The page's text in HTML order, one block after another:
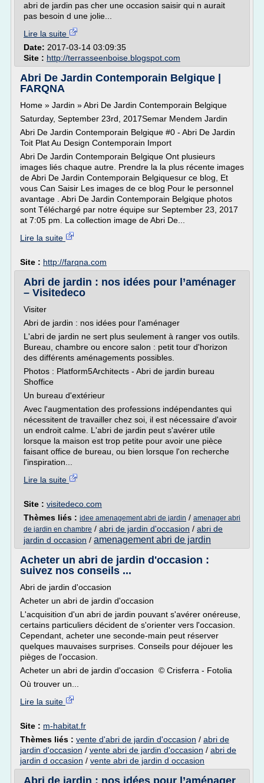
abri de jardin pas cher une occasion saisir qui n aurait
pas besoin d une jolie...
Lire la suite
Date: 2017-03-14 03:09:35
Site : http://terrasseenboise.blogspot.com
Abri De Jardin Contemporain Belgique |
FARQNA
Home » Jardin » Abri De Jardin Contemporain Belgique
Saturday, September 23rd, 2017Semar Mendem Jardin
Abri De Jardin Contemporain Belgique #0 - Abri De Jardin
Toit Plat Au Design Contemporain Import
Abri De Jardin Contemporain Belgique Ont plusieurs
images liés chaque autre. Prendre la la plus récente images
de Abri De Jardin Contemporain Belgiquesur ce blog, Et
vous Can Saisir Les images de ce blog Pour le personnel
avantage . Abri De Jardin Contemporain Belgique photos
sont Téléchargé par notre équipe sur September 23, 2017
at 7:05 pm. La collection image de Abri De...
Lire la suite
Site : http://farqna.com
Abri de jardin : nos idées pour l’aménager
– Visitedeco
Visiter
Abri de jardin : nos idées pour l'aménager
L'abri de jardin ne sert plus seulement à ranger vos outils.
Bureau, chambre ou encore salon : petit tour d'horizon
des différents aménagements possibles.
Photos : Platform5Architects - Abri de jardin bureau
Shoffice
Un bureau d'extérieur
Avec l'augmentation des professions indépendantes qui
nécessitent de travailler chez soi, il est nécessaire d'avoir
un endroit calme. L'abri de jardin peut s'avérer utile
lorsque la maison est trop petite pour avoir une pièce
faisant office de bureau, ou bien lorsque l'on recherche
l'inspiration...
Lire la suite
Site : visitedeco.com
Thèmes liés : idee amenagement abri de jardin / amenager abri
de jardin en chambre / abri de jardin d'occasion / abri de
jardin d occasion / amenagement abri de jardin
Acheter un abri de jardin d'occasion :
suivez nos conseils ...
Abri de jardin d'occasion
Acheter un abri de jardin d'occasion
L'acquisition d'un abri de jardin pouvant s'avérer onéreuse,
certains particuliers décident de s'orienter vers l'occasion.
Cependant, acheter une seconde-main peut réserver
quelques mauvaises surprises. Conseils pour déjouer les
pièges de l'occasion.
Acheter un abri de jardin d'occasion © Crisferra - Fotolia
Où trouver un...
Lire la suite
Site : m-habitat.fr
Thèmes liés : vente d'abri de jardin d'occasion / abri de
jardin d'occasion / vente abri de jardin d'occasion / abri de
jardin d occasion / vente abri de jardin d occasion
Abri de jardin : nos idées pour l’aménager